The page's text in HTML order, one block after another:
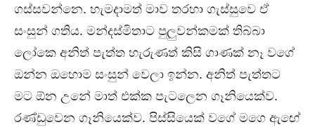
ගස්සවන්නෙ. හැමදාමත් මාව තරහා ගැස්සුවෙ ඒ
සංසුන් ගතිය. මන්දස්මිතාට පුලුවන්කමක් තිබ්බා
ලෝකෙ අනිත් පැත්ත හැරුණත් කිසි ගාණක් නෑ වගේ
ඔන්න ඔහොම සංසුන් වෙලා ඉන්න. අනිත් පැත්තට
මට ඕන උනේ මාත් එක්ක පැටලෙන ගෑනියෙක්ව.
රණ්ඩුවෙන ගෑනියෙක්ව. පිස්සියෙක් වගේ මගෙ ඇඟේ